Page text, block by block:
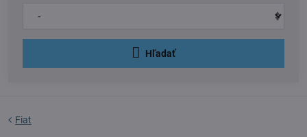
Hľadať
Fiat